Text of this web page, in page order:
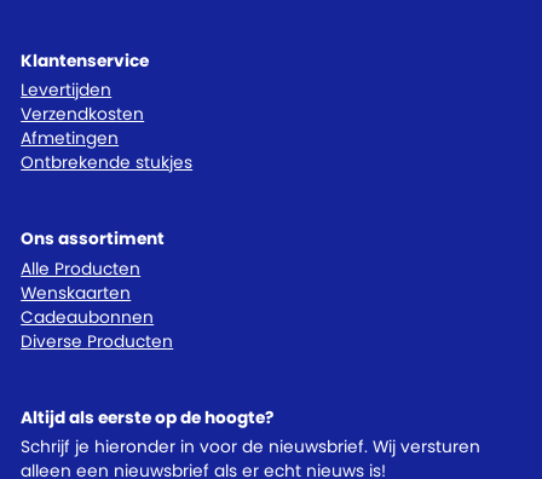
Klantenservice
Levertijden
Verzendkosten
Afmetingen
Ontbrekende stukjes
Ons assortiment
Alle Producten
Wenskaarten
Cadeaubonnen
Diverse Producten
Altijd als eerste op de hoogte?
Schrijf je hieronder in voor de nieuwsbrief. Wij versturen
alleen een nieuwsbrief als er echt nieuws is!